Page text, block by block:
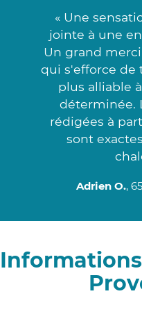
« Une
jointe à une
Un grand
qui s'efforce de
plus alliable
déterminée.
rédigées à
sont
Adrien O.,